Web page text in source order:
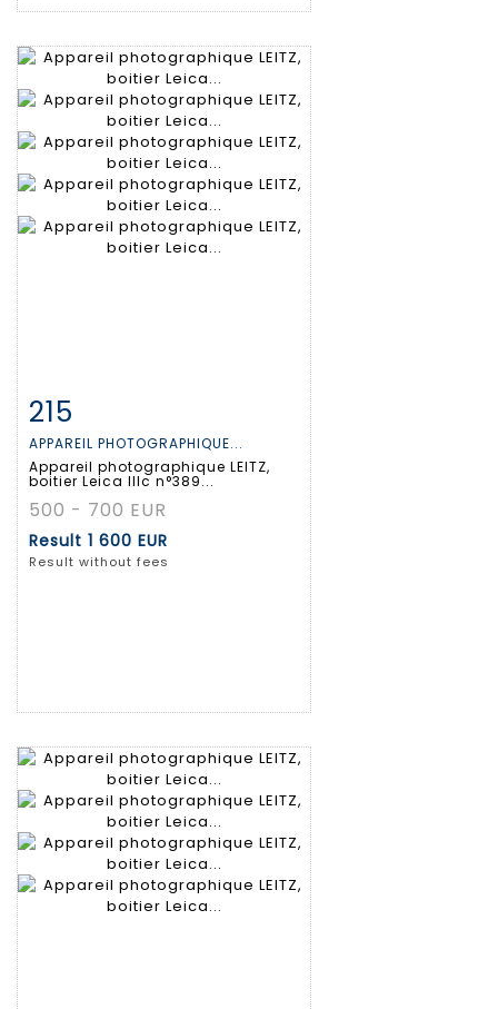
Item detail
215
APPAREIL PHOTOGRAPHIQUE...
Appareil photographique LEITZ,
boitier Leica IIIc n°389...
500 - 700 EUR
Result 1 600 EUR
Result without fees